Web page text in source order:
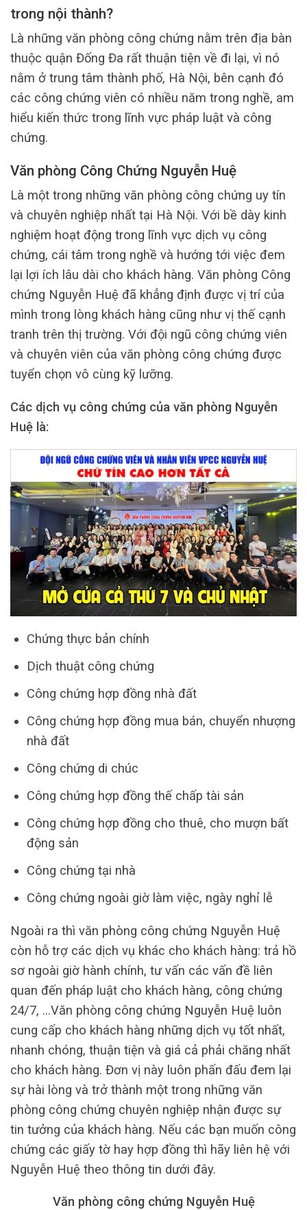
trong nội thành?
Là những văn phòng công chứng nằm trên địa bàn
thuộc quận Đống Đa rất thuận tiện về đi lại, vì nó
nằm ở trung tâm thành phố, Hà Nội, bên cạnh đó
các công chứng viên có nhiều năm trong nghề, am
hiểu kiến thức trong lĩnh vực pháp luật và công
chứng.
Văn phòng Công Chứng Nguyễn Huệ
Là một trong những văn phòng công chứng uy tín
và chuyên nghiệp nhất tại Hà Nội. Với bề dày kinh
nghiệm hoạt động trong lĩnh vực dịch vụ công
chứng, cái tâm trong nghề và hướng tới việc đem
lại lợi ích lâu dài cho khách hàng. Văn phòng Công
chứng Nguyễn Huệ đã khẳng định được vị trí của
mình trong lòng khách hàng cũng như vị thế cạnh
tranh trên thị trường. Với đội ngũ công chứng viên
và chuyên viên của văn phòng công chứng được
tuyển chọn vô cùng kỹ lưỡng.
Các dịch vụ công chứng của văn phòng Nguyễn
Huệ là:
Chứng thực bản chính
Dịch thuật công chứng
Công chứng hợp đồng nhà đất
Công chứng hợp đồng mua bán, chuyển nhượng
nhà đất
Công chứng di chúc
Công chứng hợp đồng thế chấp tài sản
Công chứng hợp đồng cho thuê, cho mượn bất
động sản
Công chứng tại nhà
Công chứng ngoài giờ làm việc, ngày nghỉ lễ
Ngoài ra thì văn phòng công chứng Nguyễn Huệ
còn hỗ trợ các dịch vụ khác cho khách hàng: trả hồ
sơ ngoài giờ hành chính, tư vấn các vấn đề liên
quan đến pháp luật cho khách hàng, công chứng
24/7, …Văn phòng công chứng Nguyễn Huệ luôn
cung cấp cho khách hàng những dịch vụ tốt nhất,
nhanh chóng, thuận tiện và giá cả phải chăng nhất
cho khách hàng. Đơn vị này luôn phấn đấu đem lại
sự hài lòng và trở thành một trong những văn
phòng công chứng chuyên nghiệp nhận được sự
tin tưởng của khách hàng. Nếu các bạn muốn công
chứng các giấy tờ hay hợp đồng thì hãy liên hệ với
Nguyễn Huệ theo thông tin dưới đây.
Văn phòng công chứng Nguyễn Huệ